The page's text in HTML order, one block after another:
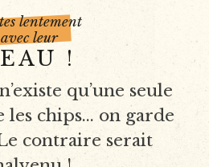
lentement
avec leur
!
qu’une seule
chips... on garde
contraire serait